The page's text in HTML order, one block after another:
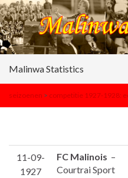
Malinwa Statistics
seizoenen > competitie 1927-1928:
11-09-
1927
FC Malinois –
Courtrai Sport